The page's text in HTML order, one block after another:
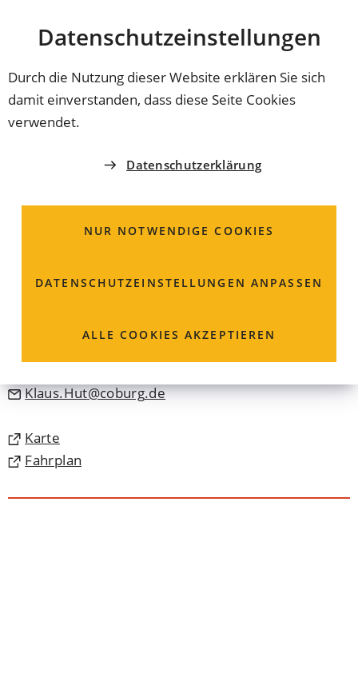
Datenschutz­einstellungen
Durch die Nutzung dieser Website erklären Sie sich
damit einverstanden, dass diese Seite Cookies
verwendet.
Datenschutzerklärung
NUR NOTWENDIGE COOKIES
DATENSCHUTZ­EINSTELLUNGEN ANPASSEN
ALLE COOKIES AKZEPTIEREN
INHALT ANSPRINGEN
Coburg
AMT FÜR JUGEND UND FAMILIE
96450 Coburg
Klaus.Hut
coburg de
Karte
(Öffnet
in
neuen
Fahrplan
(Öffnet
einem